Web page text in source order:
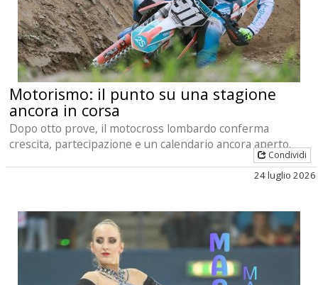
Motorismo: il punto su una stagione
ancora in corsa
Dopo otto prove, il motocross lombardo conferma
crescita, partecipazione e un calendario ancora aperto.
Condividi
24 luglio 2026